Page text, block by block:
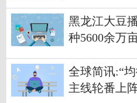
黑龙江大豆
种5600余万
全球简讯:“
主线轮番上